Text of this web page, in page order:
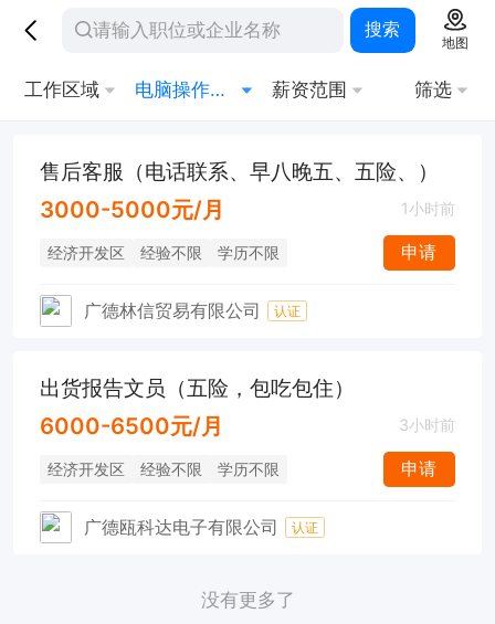
搜索
地图
工作区域 电脑操作员/打字员 薪资范围 筛选
售后客服（电话联系、早八晚五、五险、）
3000-5000元/月 1小时前
经济开发区 经验不限 学历不限 申请
广德林信贸易有限公司 认证
出货报告文员（五险，包吃包住）
6000-6500元/月 3小时前
经济开发区 经验不限 学历不限 申请
广德瓯科达电子有限公司 认证
没有更多了